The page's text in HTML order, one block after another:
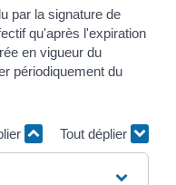
par la signature de
qu'après l'expiration
en vigueur du
périodiquement du
Tout déplier